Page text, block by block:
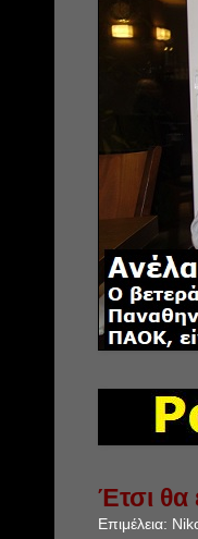
Έτσι θα
Επιμέλεια: